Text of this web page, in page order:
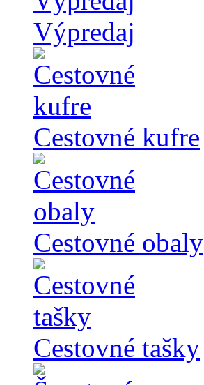
Výpredaj
Cestovné kufre
Cestovné obaly
Cestovné tašky